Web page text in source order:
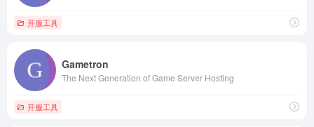
开服工具
Gametron
The Next Generation of Game Server Hosting
开服工具